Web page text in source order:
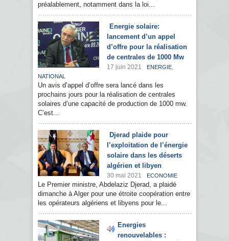
préalablement, notamment dans la loi...
Energie solaire:
lancement d’un appel
d’offre pour la réalisation
de centrales de 1000 Mw
17 juin 2021 ENERGIE,
NATIONAL
Un avis d’appel d’offre sera lancé dans les
prochains jours pour la réalisation de centrales
solaires d’une capacité de production de 1000 mw.
C’est...
Djerad plaide pour
l’exploitation de l’énergie
solaire dans les déserts
algérien et libyen
30 mai 2021 ECONOMIE
Le Premier ministre, Abdelaziz Djerad, a plaidé
dimanche à Alger pour une étroite coopération entre
les opérateurs algériens et libyens pour le...
Energies
renouvelables :